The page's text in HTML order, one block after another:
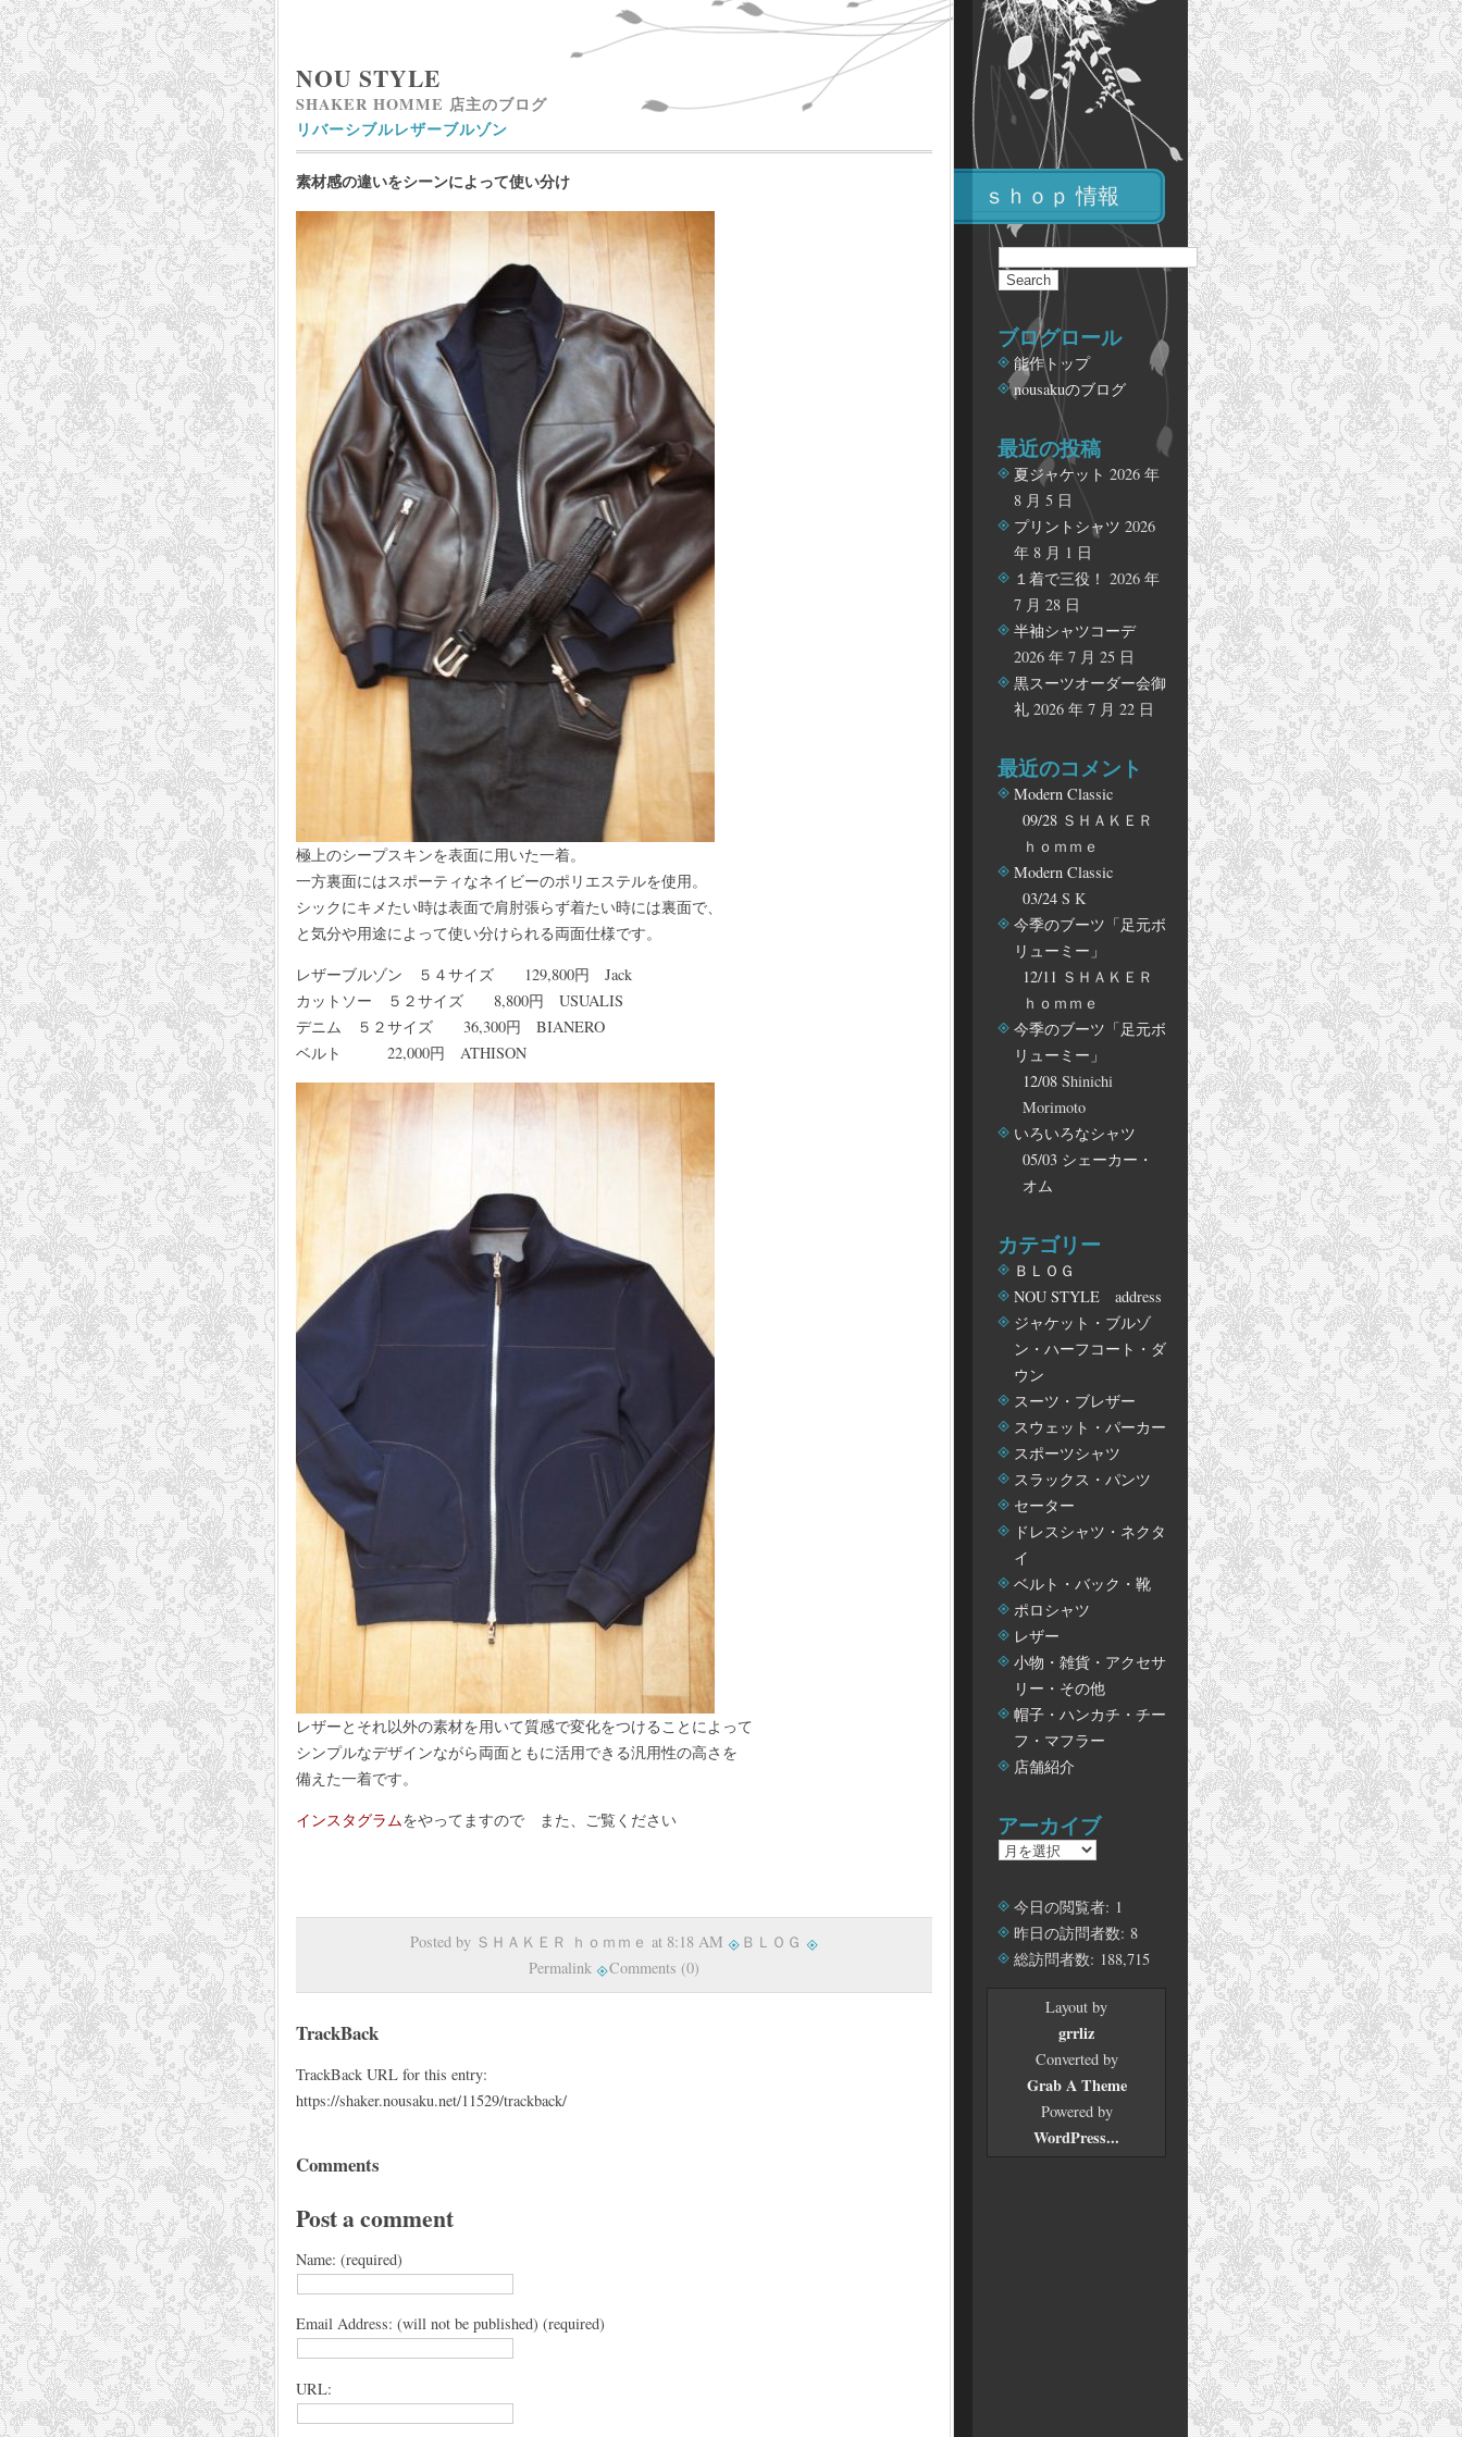
NOU STYLE
SHAKER HOMME 店主のブログ
リバーシブルレザーブルゾン
素材感の違いをシーンによって使い分け
極上のシープスキンを表面に用いた一着。
一方裏面にはスポーティなネイビーのポリエステルを使用。
シックにキメたい時は表面で肩肘張らず着たい時には裏面で、
と気分や用途によって使い分けられる両面仕様です。
レザーブルゾン ５４サイズ 129,800円 Jack
カットソー ５２サイズ 8,800円 USUALIS
デニム ５２サイズ 36,300円 BIANERO
ベルト 22,000円 ATHISON
レザーとそれ以外の素材を用いて質感で変化をつけることによって
シンプルなデザインながら両面ともに活用できる汎用性の高さを
備えた一着です。
インスタグラムをやってますので また、ご覧ください
Posted by ＳＨＡＫＥＲ ｈｏｍｍｅ at 8:18 AM
ＢＬＯＧ
Permalink
Comments (0)
TrackBack
TrackBack URL for this entry:
https://shaker.nousaku.net/11529/trackback/
Comments
Post a comment
Name: (required)
Email Address: (will not be published) (required)
URL:
ｓｈｏｐ 情報
ブログロール
能作トップ
nousakuのブログ
最近の投稿
夏ジャケット 2026 年
8 月 5 日
プリントシャツ 2026
年 8 月 1 日
１着で三役！ 2026 年
7 月 28 日
半袖シャツコーデ
2026 年 7 月 25 日
黒スーツオーダー会御
礼 2026 年 7 月 22 日
最近のコメント
Modern Classic
09/28 ＳＨＡＫＥＲ
ｈｏｍｍｅ
Modern Classic
03/24 S K
今季のブーツ「足元ボ
リューミー」
12/11 ＳＨＡＫＥＲ
ｈｏｍｍｅ
今季のブーツ「足元ボ
リューミー」
12/08 Shinichi
Morimoto
いろいろなシャツ
05/03 シェーカー・
オム
カテゴリー
ＢＬＯＧ
NOU STYLE address
ジャケット・ブルゾ
ン・ハーフコート・ダ
ウン
スーツ・ブレザー
スウェット・パーカー
スポーツシャツ
スラックス・パンツ
セーター
ドレスシャツ・ネクタ
イ
ベルト・バック・靴
ポロシャツ
レザー
小物・雑貨・アクセサ
リー・その他
帽子・ハンカチ・チー
フ・マフラー
店舗紹介
アーカイブ
ア
カ
イ
ブ
今日の閲覧者: 1
昨日の訪問者数: 8
総訪問者数: 188,715
Layout by
grrliz
Converted by
Grab A Theme
Powered by
WordPress...